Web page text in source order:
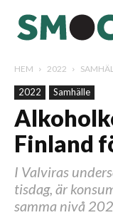
HEM 2022
2022 Samhälle
Finland
I Valviras
tisdag, är
samma nivå